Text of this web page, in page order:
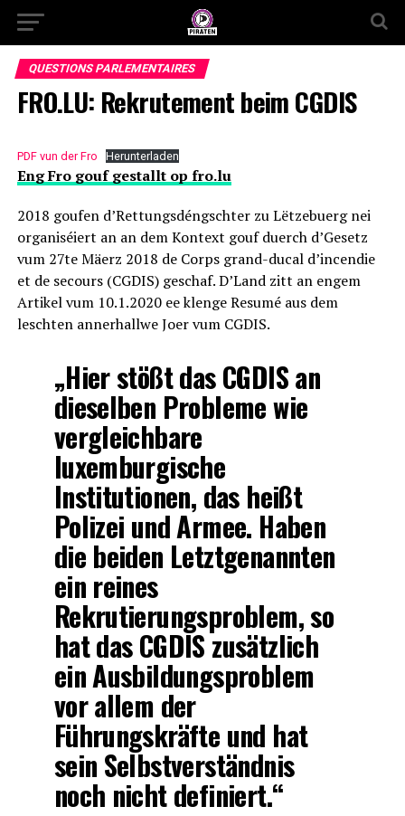
QUESTIONS PARLEMENTAIRES
FRO.LU: Rekrutement beim CGDIS
PDF vun der Fro Herunterladen
Eng Fro gouf gestallt op fro.lu
2018 goufen d’Rettungsdéngschter zu Lëtzebuerg nei
organiséiert an an dem Kontext gouf duerch d’Gesetz
vum 27te Mäerz 2018 de Corps grand-ducal d’incendie
et de secours (CGDIS) geschaf. D’Land zitt an engem
Artikel vum 10.1.2020 ee klenge Resumé aus dem
leschten annerhallwe Joer vum CGDIS.
„Hier stößt das CGDIS an
dieselben Probleme wie
vergleichbare
luxemburgische
Institutionen, das heißt
Polizei und Armee. Haben
die beiden Letztgenannten
ein reines
Rekrutierungsproblem, so
hat das CGDIS zusätzlich
ein Ausbildungsproblem
vor allem der
Führungskräfte und hat
sein Selbstverständnis
noch nicht definiert.“